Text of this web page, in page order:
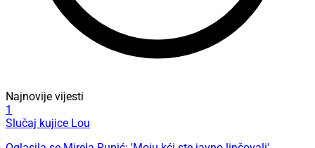
Najnovije vijesti
1
Slučaj kujice Lou